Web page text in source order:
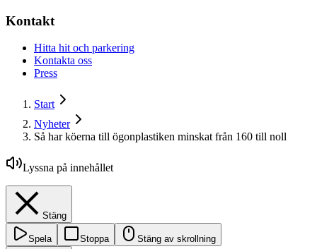
Kontakt
Hitta hit och parkering
Kontakta oss
Press
Start
Nyheter
Så har köerna till ögonplastiken minskat från 160 till noll
Lyssna på innehållet
Stäng
Spela Stoppa Stäng av skrollning